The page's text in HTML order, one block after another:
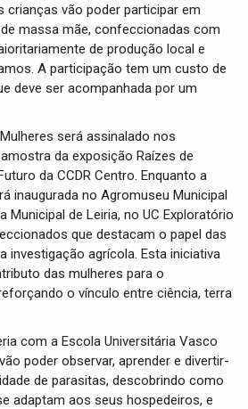
crianças vão poder participar em
massa mãe, confeccionadas com
de produção local e
A participação tem um custo de
deve ser acompanhada por um
será assinalado nos
da exposição Raízes de
da CCDR Centro. Enquanto a
inaugurada no Agromuseu Municipal
Municipal de Leiria, no UC Exploratório
que destacam o papel das
investigação agrícola. Esta iniciativa
das mulheres para o
o vínculo entre ciência, terra
com a Escola Universitária Vasco
poder observar, aprender e divertir-
de parasitas, descobrindo como
adaptam aos seus hospedeiros, e